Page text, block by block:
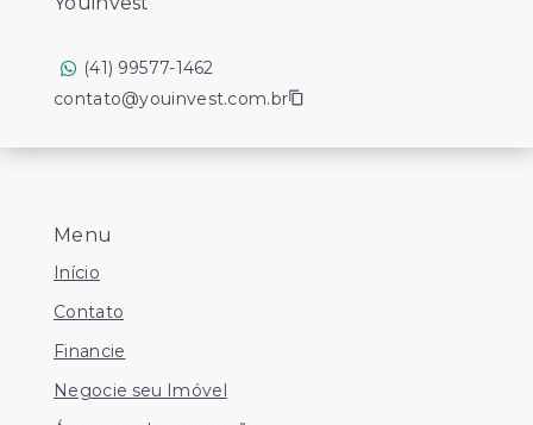
Menu
Início
Contato
Financie
Negocie seu Imóvel
(41) 99577-1462
contato@youinvest.com.br